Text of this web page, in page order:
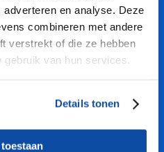
en analyse. Deze
combineren met andere
verstrekt of die ze hebben
van hun services.
Details tonen
KENNIS